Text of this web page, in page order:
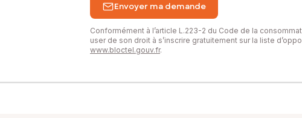
Envoyer ma demande
Conformément à l’article L.223-2 du Code de la
user de son droit à s’inscrire gratuitement sur la liste
www.bloctel.gouv.fr.